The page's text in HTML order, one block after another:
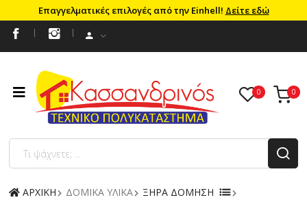
Επαγγελματικές επιλογές από την Einhell! Δείτε εδώ
ΑΡΧΙΚΗ ΔΟΜΙΚΑ ΥΛΙΚΑ
ΞΗΡΑ ΔΟΜΗΣΗ